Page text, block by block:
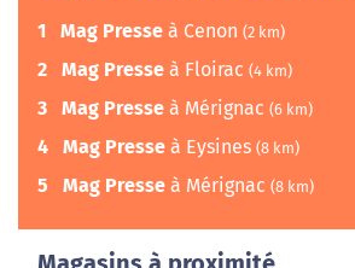
1 Mag Presse à Cenon (2 km)
2 Mag Presse à Floirac (4 km)
3 Mag Presse à Mérignac (6 km)
4 Mag Presse à Eysines (8 km)
5 Mag Presse à Mérignac (8 km)